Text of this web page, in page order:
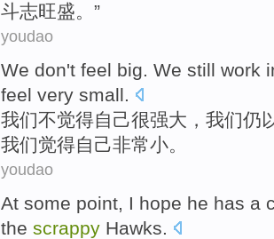
斗志旺盛。”
youdao
We don't feel big. We still work
feel very small.
我们不觉得自己很强大 ，我们仍
我们觉得自己非常小。
youdao
At some point, I hope he has a
the scrappy Hawks.